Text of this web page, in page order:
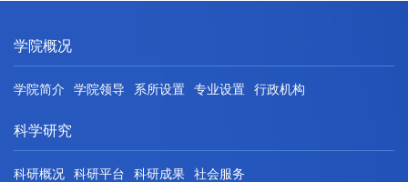
学院概况
学院简介 学院领导 系所设置 专业设置 行政机构
科学研究
科研概况 科研平台 科研成果 社会服务